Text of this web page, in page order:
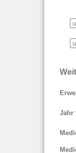
Jahr